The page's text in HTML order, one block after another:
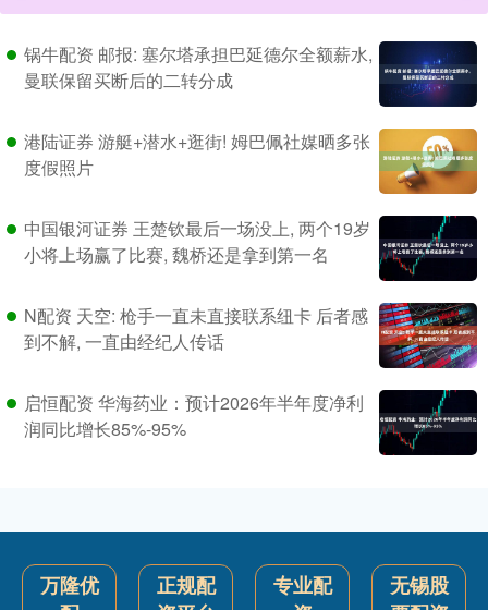
锅牛配资 邮报: 塞尔塔承担巴延德尔全额薪水,
曼联保留买断后的二转分成
港陆证券 游艇+潜水+逛街! 姆巴佩社媒晒多张
度假照片
中国银河证券 王楚钦最后一场没上, 两个19岁
小将上场赢了比赛, 魏桥还是拿到第一名
N配资 天空: 枪手一直未直接联系纽卡 后者感
到不解, 一直由经纪人传话
启恒配资 华海药业：预计2026年半年度净利
润同比增长85%-95%
万隆优
正规配
专业配
无锡股